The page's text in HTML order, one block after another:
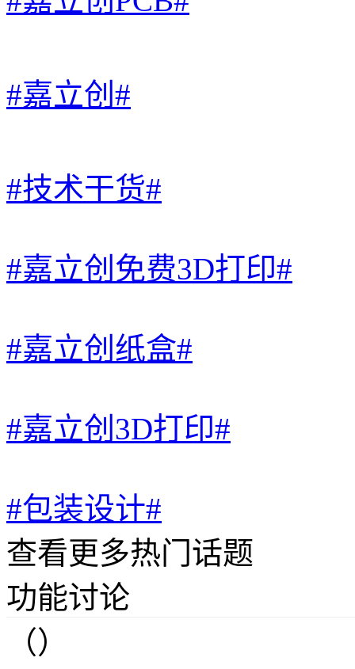
#嘉立创#
#技术干货#
#嘉立创免费3D打印#
#嘉立创纸盒#
#嘉立创3D打印#
#包装设计#
查看更多热门话题
功能讨论
（）